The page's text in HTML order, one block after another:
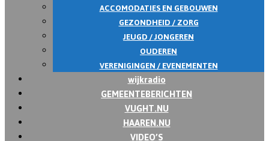
ACCOMODATIES EN GEBOUWEN
GEZONDHEID / ZORG
JEUGD / JONGEREN
OUDEREN
VERENIGINGEN / EVENEMENTEN
wijkradio
GEMEENTEBERICHTEN
VUGHT.NU
HAAREN.NU
VIDEO’S